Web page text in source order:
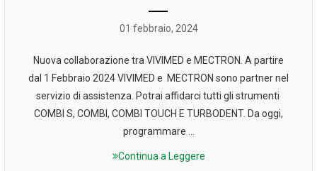
01 febbraio, 2024
Nuova collaborazione tra VIVIMED e MECTRON. A partire
dal 1 Febbraio 2024 VIVIMED e MECTRON sono partner nel
servizio di assistenza. Potrai affidarci tutti gli strumenti
COMBI S, COMBI, COMBI TOUCH E TURBODENT. Da oggi,
programmare ...
Continua a Leggere